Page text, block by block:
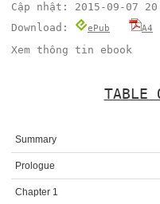
Cập nhật: 2015-09-07
Download:
ePub A4
Xem thông tin ebook
TABLE
Summary
Prologue
Chapter 1